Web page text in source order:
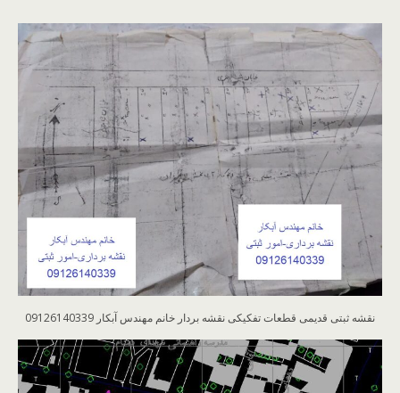
نقشه ثبتی قدیمی قطعات تفکیکی نقشه بردار خانم مهندس آبکار 09126140339